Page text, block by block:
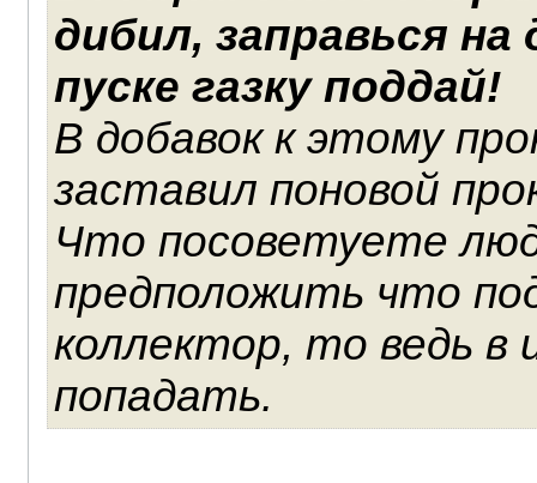
дибил, заправься на
пуске газку поддай!
В добавок к этому
заставил поновой
Что посоветуете
предположить что
коллектор, то ведь в
попадать.